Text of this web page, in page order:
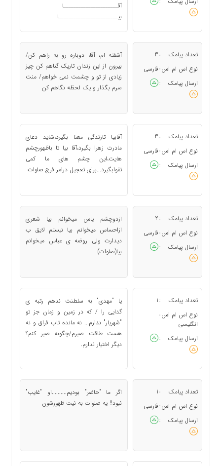
آقــــــــــــــــــــــا
بیــــــــــــــــــــــــا
تعداد پیامک :
3
نوع اس ام اس : فارسی
ارسال پیامک
:
آشفته ام، آقا، دوباره رو به راهم کن/
بیرون از این زندان تاریک گناهم کن چیز
زیادی از تو و چشمت نمی خواهم/ منت
سرم بگذار و یک لحظه نگاهم کن
تعداد پیامک :
3
نوع اس ام اس : فارسی
ارسال پیامک
:
آقابيا تازندگى معنا بگيرد،شايد دعاى
مادرت زهرا بگيرد،آقا بيا تا باظهورچشم
هايت،اين چشم هاى ما كمى
تقوابگيرد...براى تعجيل درامر فرج صلوات
تعداد پیامک :
2
نوع اس ام اس : فارسی
ارسال پیامک
:
ازدوچشم ياس ميخوانم بيا شعرى
ازاحساس ميخوانم بيا نيستم لايق ب
ديدارت ولى روضه ى عباس ميخوانم
بيا(صلوات)
تعداد پیامک :
1
نوع اس ام اس :
انگلیسی
ارسال پیامک
:
یا "مهدی" به سلطنت ندهم رتبه ی
گدایی را / که در زمین و زمان جز تو
"شهریار" ندارم... نه مانده تاب فراق و نه
هست طاقت صبرم/چگونه صبر کنم؟
دیگر اختیار ندارم.
تعداد پیامک :
1
نوع اس ام اس : فارسی
ارسال پیامک
:
اگر ما "حاضر" بودیم..........او "غایب"
نبود!! یه صلوات به نیت ظهورشون